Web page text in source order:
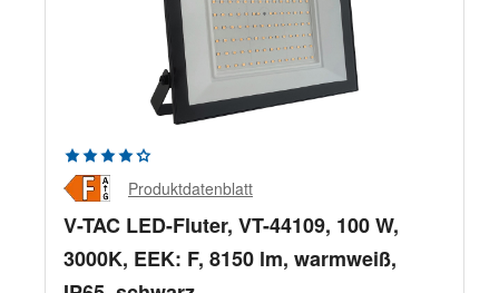
Durchschnittliche Bewertung von 4.33 von 5 Sternen
Produktdatenblatt
V-TAC LED-Fluter, VT-44109, 100 W,
3000K, EEK: F, 8150 lm, warmweiß,